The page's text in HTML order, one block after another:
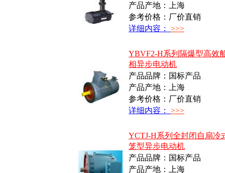
产品产地：上海
参考价格：厂价直销
详细内容： >>>
YBVF2-H系列隔爆型高效
相异步电动机
产品品牌：国标产品
产品产地：上海
参考价格：厂价直销
详细内容： >>>
YCTJ-H系列全封闭自扇冷
笼型异步电动机
产品品牌：国标产品
产品产地：上海